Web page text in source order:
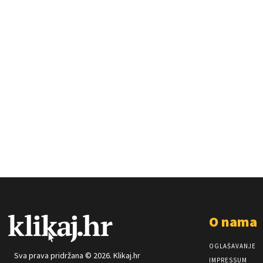
Sva prava pridržana © 2026. Klikaj.hr
O nama
OGLAŠAVANJE
IMPRESSUM